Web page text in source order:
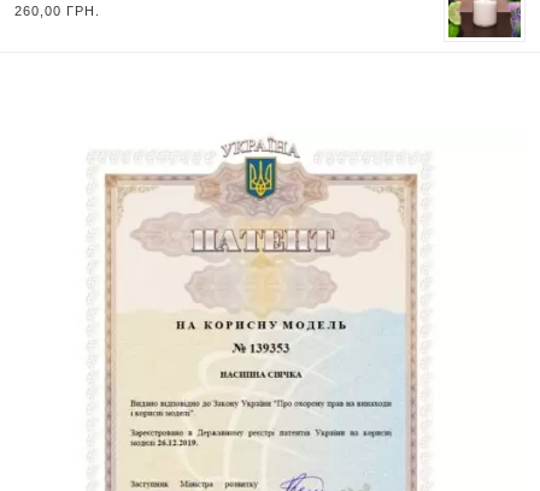
260,00 ГРН.